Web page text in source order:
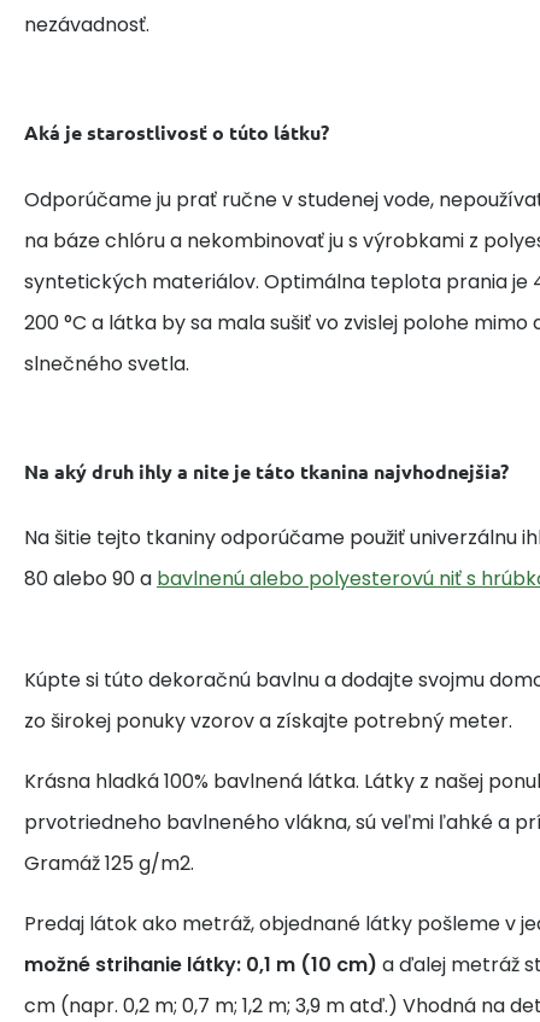
nezávadnosť.
Aká je starostlivosť o túto látku?
Odporúčame ju prať ručne v studenej vode,
na báze chlóru a nekombinovať ju s výrobkami z
syntetických materiálov. Optimálna teplota prania je
200 °C a látka by sa mala sušiť vo zvislej polohe
slnečného svetla.
Na aký druh ihly a nite je táto tkanina najvhodnejšia?
Na šitie tejto tkaniny odporúčame použiť univerzálnu
80 alebo 90 a bavlnenú alebo polyesterovú niť s
Kúpte si túto dekoračnú bavlnu a dodajte svojmu
zo širokej ponuky vzorov a získajte potrebný meter.
Krásna hladká 100% bavlnená látka. Látky z našej
prvotriedneho bavlneného vlákna, sú veľmi ľahké a
Gramáž 125 g/m2.
Predaj látok ako metráž, objednané látky pošleme v
možné strihanie látky: 0,1 m (10 cm) a ďalej metráž
cm (napr. 0,2 m; 0,7 m; 1,2 m; 3,9 m atď.) Vhodná na